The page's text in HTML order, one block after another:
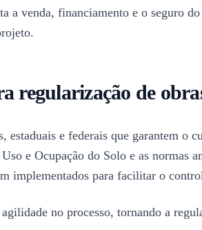
a venda, financiamento e o seguro
regularização de
e federais que garantem o
e Ocupação do Solo e as normas
implementados para facilitar o
no processo, tornando a